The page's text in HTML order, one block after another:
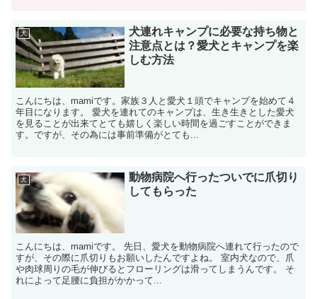
犬
犬連れキャンプに必要な持ち物と
注意点とは？愛犬とキャンプを楽
しむ方法
こんにちは、mamiです。家族３人と愛犬１頭でキャンプを始めて４
年目になります。 愛犬を連れてのキャンプは、生き生きとした愛犬
を見ることが出来てとても嬉しく楽しい時間を過ごすことができま
す。ですが、その為には事前準備がとても...
犬
動物病院へ行ったついでに爪切り
してもらった
こんにちは、mamiです。 先日、愛犬を動物病院へ連れて行ったので
すが、その際に爪切りもお願いしたんですよね。 室内犬なので、爪
や肉球周りの毛が伸びるとフローリングは滑ってしまうんです。 そ
れによって足腰に負担がかかって...